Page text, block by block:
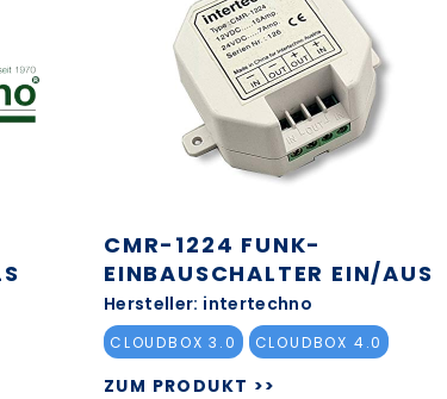
CMR-1224 FUNK-
EINBAUSCHALTER EIN/AUS
Hersteller: intertechno
CLOUDBOX 3.0 CLOUDBOX 4.0
ZUM PRODUKT >>